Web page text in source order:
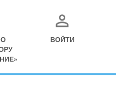
ВОЙТИ